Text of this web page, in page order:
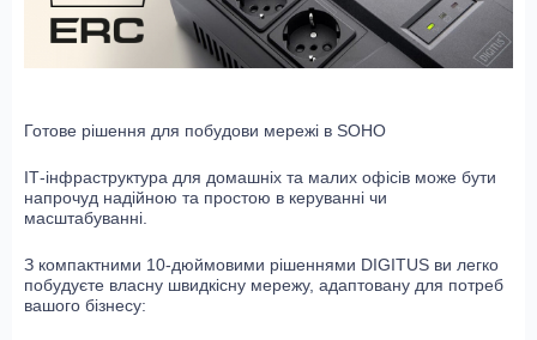
Готове рішення для побудови мережі в SOHO
ІТ-інфраструктура для домашніх та малих офісів може бути
напрочуд надійною та простою в керуванні чи
масштабуванні.
З компактними 10-дюймовими рішеннями DIGITUS ви легко
побудуєте власну швидкісну мережу, адаптовану для потреб
вашого бізнесу: